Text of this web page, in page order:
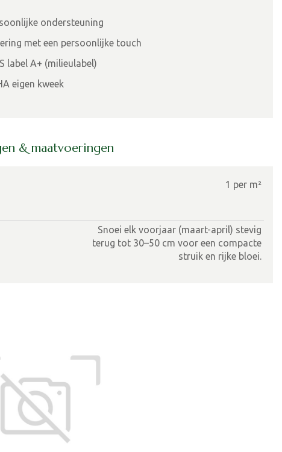
ondersteuning
met een persoonlijke touch
label A+ (milieulabel)
eigen kweek
& maatvoeringen
1 per m²
Snoei elk voorjaar (maart-april) stevig
terug tot 30–50 cm voor een compacte
struik en rijke bloei.